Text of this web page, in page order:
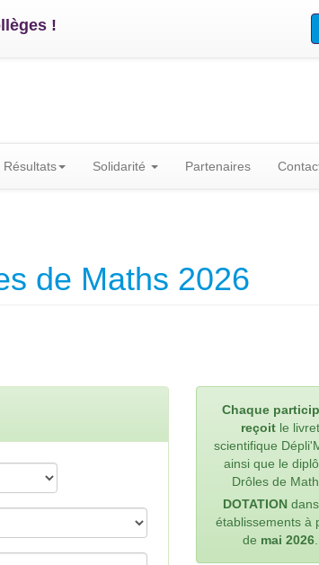
!
Résultats Solidarité Partenaires
de Maths 2026
Chaque
reçoit le livret
scientifique
ainsi que le
Drôles de
DOTATION
établissements à
de mai 2026